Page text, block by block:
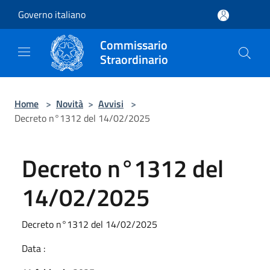
Governo italiano
Commissario
Straordinario
Home > Novità > Avvisi >
Decreto n°1312 del 14/02/2025
Decreto n°1312 del
14/02/2025
Decreto n°1312 del 14/02/2025
Data :